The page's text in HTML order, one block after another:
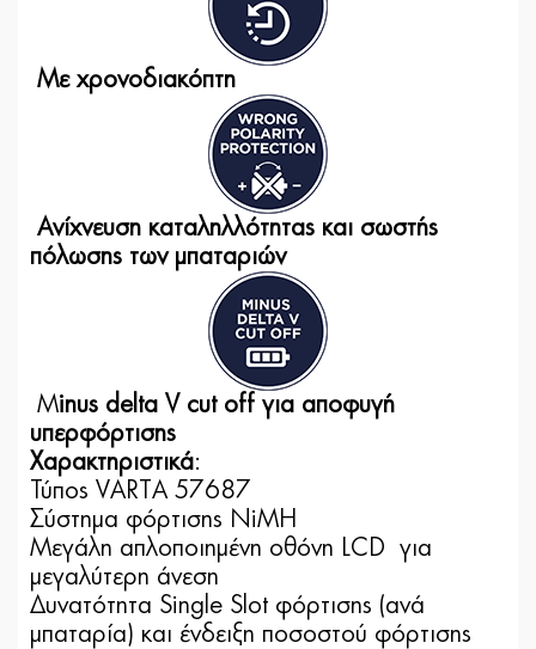
Με χρονοδιακόπτη
Aνίχνευση καταληλλότητας και σωστής
πόλωσης των μπαταριών
Minus delta V cut off για αποφυγή
υπερφόρτισης
Χαρακτηριστικά:
Τύπος VARTA 57687
Σύστημα φόρτισης NiMH
Μεγάλη απλοποιημένη οθόνη LCD για
μεγαλύτερη άνεση
Δυνατότητα Single Slot φόρτισης (ανά
μπαταρία) και ένδειξη ποσοστού φόρτισης